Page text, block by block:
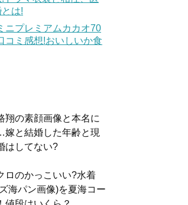
は!
ニプレミアムカカオ70
コミ感想!おいしいか食
翔の素顔画像と本名に
と結婚した年齢と現
はしてない?
ロのかっこいい?水着
海パン画像)を夏海コー